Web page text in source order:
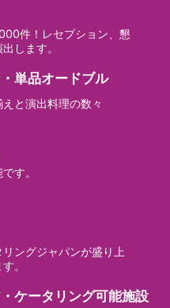
件！レセプション、懇
します。
単品オードブル
と演出料理の数々
す。
ングジャパンが盛り上
。
ケータリング可能施設